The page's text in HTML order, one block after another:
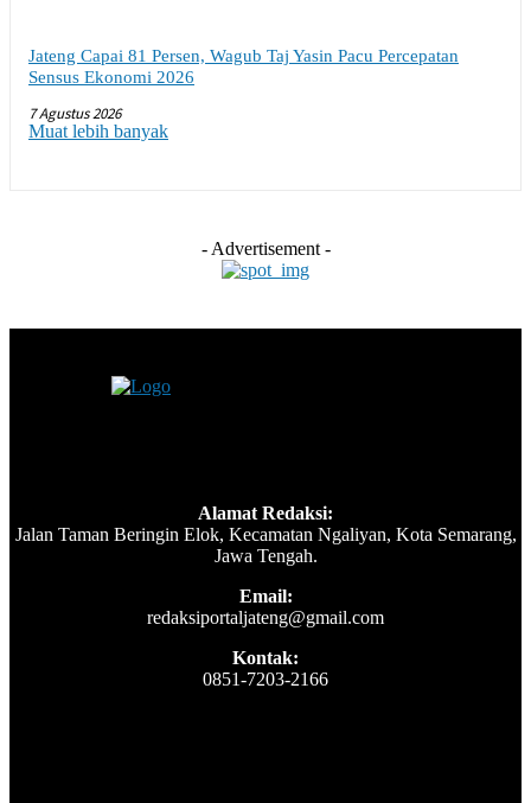
Jateng Capai 81 Persen, Wagub Taj Yasin Pacu Percepatan
Sensus Ekonomi 2026
7 Agustus 2026
Muat lebih banyak
- Advertisement -
Alamat Redaksi:
Jalan Taman Beringin Elok, Kecamatan Ngaliyan, Kota Semarang,
Jawa Tengah.
Email:
redaksiportaljateng@gmail.com
Kontak:
0851-7203-2166